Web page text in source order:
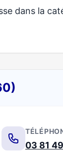
dans la
03 81